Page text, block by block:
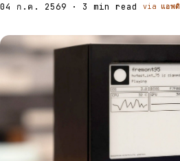
04 ก.ค. 2569 · 3 min read via แอพ